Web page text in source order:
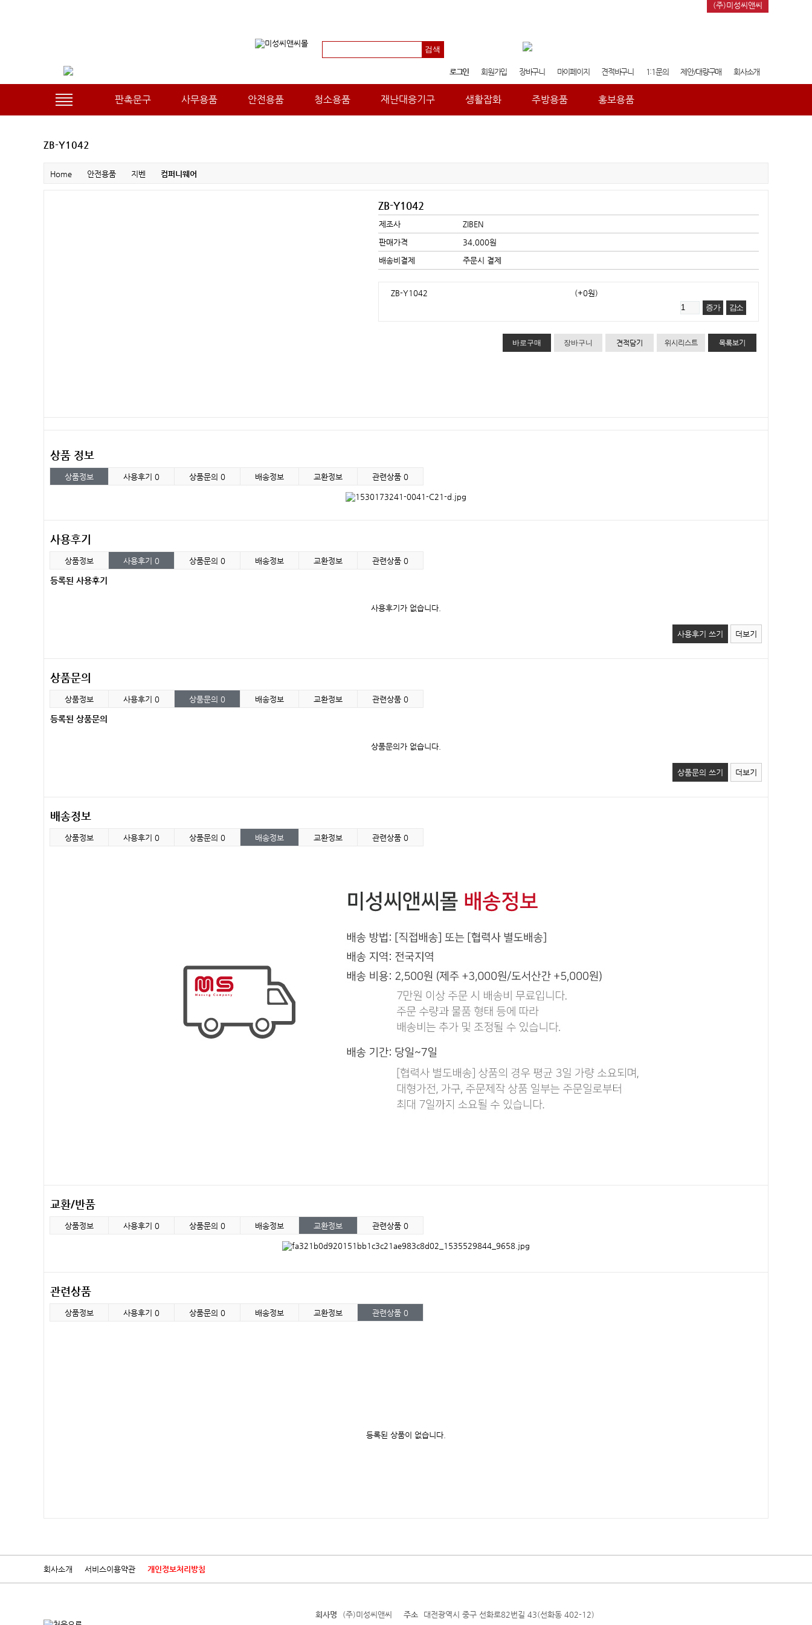
(주)미성씨앤씨
로그인 회원가입 장바구니 마이페이지 견적바구니 1:1문의 제안/대량구매 회사소개
판촉문구 사무용품 안전용품 청소용품 재난대응기구 생활잡화 주방용품 홍보용품
ZB-Y1042
Home 안전용품 지벤 컴퍼니웨어
ZB-Y1042
제조사
ZIBEN
판매가격
34,000원
배송비결제
주문시 결제
ZB-Y1042
(+0원)
증가
감소
견적담기 위시리스트 목록보기
상품 정보
상품정보 사용후기 0 상품문의 0 배송정보 교환정보 관련상품 0
사용후기
상품정보 사용후기 0 상품문의 0 배송정보 교환정보 관련상품 0
등록된 사용후기
사용후기가 없습니다.
사용후기 쓰기 더보기
상품문의
상품정보 사용후기 0 상품문의 0 배송정보 교환정보 관련상품 0
등록된 상품문의
상품문의가 없습니다.
상품문의 쓰기 더보기
배송정보
상품정보 사용후기 0 상품문의 0 배송정보 교환정보 관련상품 0
교환/반품
상품정보 사용후기 0 상품문의 0 배송정보 교환정보 관련상품 0
관련상품
상품정보 사용후기 0 상품문의 0 배송정보 교환정보 관련상품 0
등록된 상품이 없습니다.
회사소개 서비스이용약관 개인정보처리방침
회사명 (주)미성씨앤씨 주소
대전광역시 중구 선화로82번길 43(선화동 402-12)